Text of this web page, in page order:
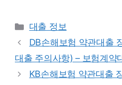
Categories
대출 정보
DB손해보험 약관대출
대출 주의사항) – 보험계약
KB손해보험 약관대출